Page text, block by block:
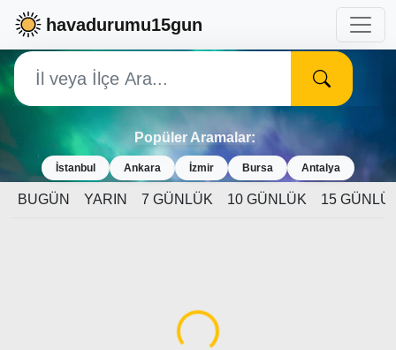
havadurumu15gun
Popüler Aramalar:
İstanbul Ankara İzmir Bursa Antalya
BUGÜN YARIN 7 GÜNLÜK 10 GÜNLÜK 15
Yükleniyor...